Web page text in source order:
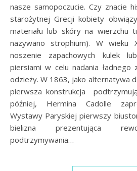
nasze samopoczucie. Czy znacie
starożytnej Grecji kobiety
materiału lub skóry na wierzchu
nazywano strophium). W wieku
noszenie zapachowych kulek
piersiami w celu nadania ładnego
odzieży. W 1863, jako alternatywa
pierwsza konstrukcja
później, Hermina Cadolle
Wystawy Paryskiej pierwszy
bielizna prezentująca
podtrzymywania…